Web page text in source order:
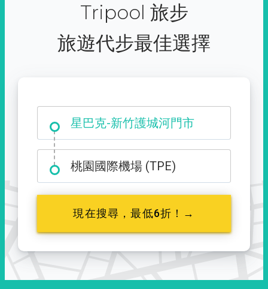
Tripool 旅步
旅遊代步最佳選擇
大霸尖山登山口
桃園國際機場 (TPE)
現在搜尋，最低6折！→